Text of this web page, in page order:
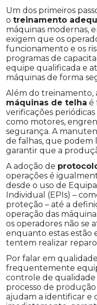
Um dos primeiros
o treinamento
máquinas modernas,
exigem que os
funcionamento e os
programas de
equipe qualificada e
máquinas de forma
Além do treinamento,
máquinas de telha é
verificações
como motores,
segurança. A
de falhas, que podem
garantir que a
A adoção de
operações é
desde o uso de
Individual (EPIs) –
proteção – até a
operação das
os operadores não se
enquanto estas estão
tentem realizar
Por falar em
frequentemente
controle de
processo de produção
ajudam a identificar e